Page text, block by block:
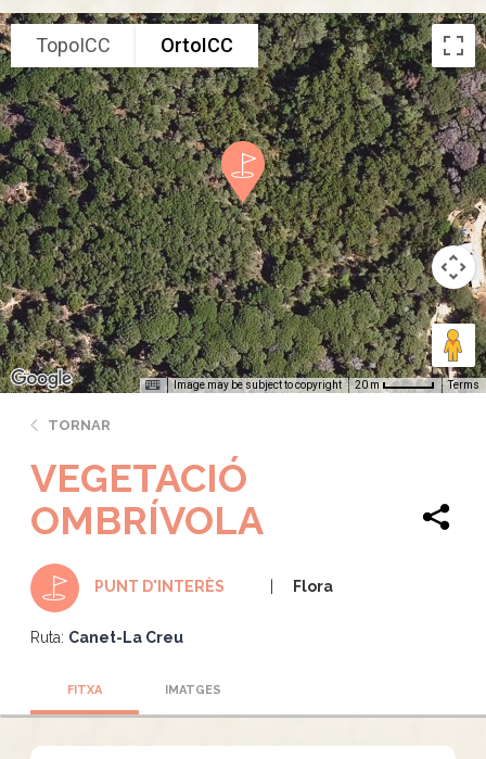
TopoICC OrtoICC
Image may be subject to copyright 20 m Terms
TORNAR
VEGETACIÓ
OMBRÍVOLA
PUNT D'INTERÈS Flora
Ruta: Canet-La Creu
FITXA IMATGES